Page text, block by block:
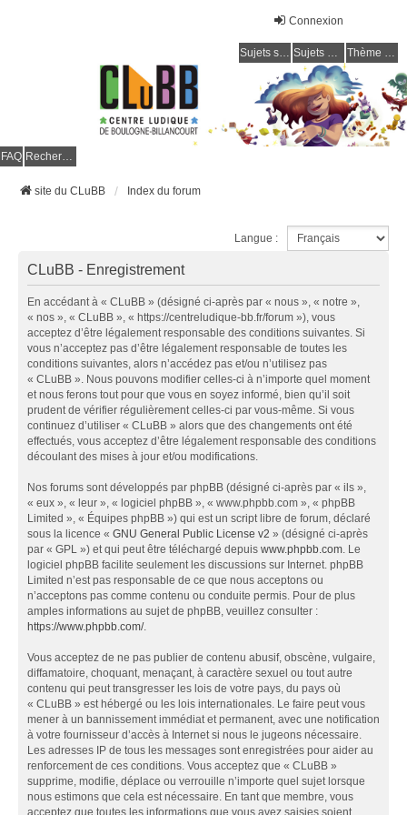
Connexion
Sujets sans réponse Sujets actifs Thème clair / foncé
FAQ Rechercher
site du CLuBB Index du forum
Langue :
CLuBB - Enregistrement
En accédant à « CLuBB » (désigné ci-après par « nous », « notre »,
« nos », « CLuBB », « https://centreludique-bb.fr/forum »), vous
acceptez d’être légalement responsable des conditions suivantes. Si
vous n’acceptez pas d’être légalement responsable de toutes les
conditions suivantes, alors n’accédez pas et/ou n’utilisez pas
« CLuBB ». Nous pouvons modifier celles-ci à n’importe quel moment
et nous ferons tout pour que vous en soyez informé, bien qu’il soit
prudent de vérifier régulièrement celles-ci par vous-même. Si vous
continuez d’utiliser « CLuBB » alors que des changements ont été
effectués, vous acceptez d’être légalement responsable des conditions
découlant des mises à jour et/ou modifications.
Nos forums sont développés par phpBB (désigné ci-après par « ils »,
« eux », « leur », « logiciel phpBB », « www.phpbb.com », « phpBB
Limited », « Équipes phpBB ») qui est un script libre de forum, déclaré
sous la licence « GNU General Public License v2 » (désigné ci-après
par « GPL ») et qui peut être téléchargé depuis www.phpbb.com. Le
logiciel phpBB facilite seulement les discussions sur Internet. phpBB
Limited n’est pas responsable de ce que nous acceptons ou
n’acceptons pas comme contenu ou conduite permis. Pour de plus
amples informations au sujet de phpBB, veuillez consulter :
https://www.phpbb.com/.
Vous acceptez de ne pas publier de contenu abusif, obscène, vulgaire,
diffamatoire, choquant, menaçant, à caractère sexuel ou tout autre
contenu qui peut transgresser les lois de votre pays, du pays où
« CLuBB » est hébergé ou les lois internationales. Le faire peut vous
mener à un bannissement immédiat et permanent, avec une notification
à votre fournisseur d’accès à Internet si nous le jugeons nécessaire.
Les adresses IP de tous les messages sont enregistrées pour aider au
renforcement de ces conditions. Vous acceptez que « CLuBB »
supprime, modifie, déplace ou verrouille n’importe quel sujet lorsque
nous estimons que cela est nécessaire. En tant que membre, vous
acceptez que toutes les informations que vous avez saisies soient